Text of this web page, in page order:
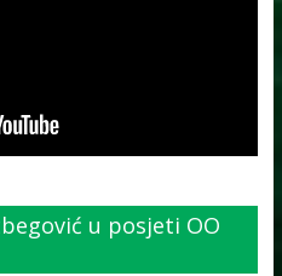
u posjeti OO